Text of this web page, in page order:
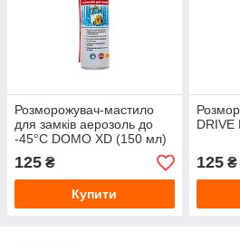
Розморожувач-мастило
для замків аерозоль до
-45°C DOMO XD (150 мл)
125 ₴
Купити
DRIVE
125₴